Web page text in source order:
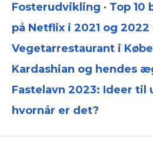
Fosterudvikling • Top 10
på Netflix i 2021 og 2022
Vegetarrestaurant i
Kardashian og hendes
Fastelavn 2023: Ideer
hvornår er det?